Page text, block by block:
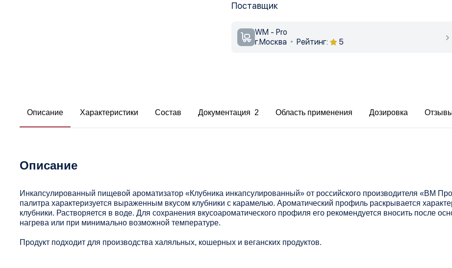
Поставщик
WM - Pro
г.Москва
Рейтинг: 5
Описание Характеристики Состав Документация 2 Область применения Дозировка
Описание
Инкапсулированный пищевой ароматизатор «Клубника инкапсулированный» от российского производителя «ВМ
палитра характеризуется выраженным вкусом клубники с карамелью. Ароматический профиль раскрывается
клубники. Растворяется в воде. Для сохранения вкусоароматического профиля его рекомендуется вносить после
нагрева или при минимально возможной температуре.
Продукт подходит для производства халяльных, кошерных и веганских продуктов.